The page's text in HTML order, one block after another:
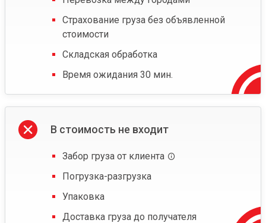
Страхование груза без объявленной
стоимости
Складская обработка
Время ожидания 30 мин.
В стоимость не входит
Забор груза от клиента
Погрузка-разгрузка
Упаковка
Доставка груза до получателя